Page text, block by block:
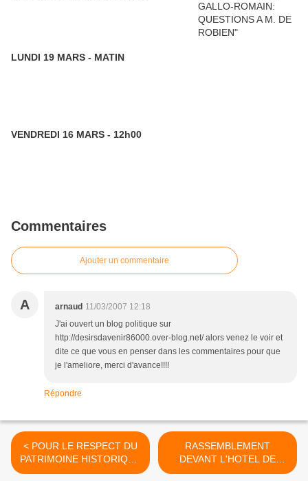
LUNDI 19 MARS - MATIN
VENDREDI 16 MARS - 12h00
Commentaires
Ajouter un commentaire
A arnaud 11/03/2007 12:18
J'ai ouvert un blog politique sur
http://desirsdavenir86000.over-blog.net/ alors venez le voir et
dite ce que vous en penser dans les commentaires pour que
je l'ameliore, merci d'avance!!!!
Répondre
< POUR LE RESPECT DU
PATRIMOINE HISTORIQUE
DAMIENS
RASSEMBLEMENT
DEVANT L'HOTEL DE
VILLE >